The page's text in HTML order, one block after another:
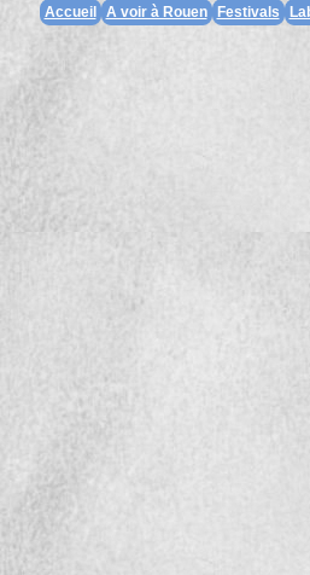
Accueil
A voir à Rouen Festivals